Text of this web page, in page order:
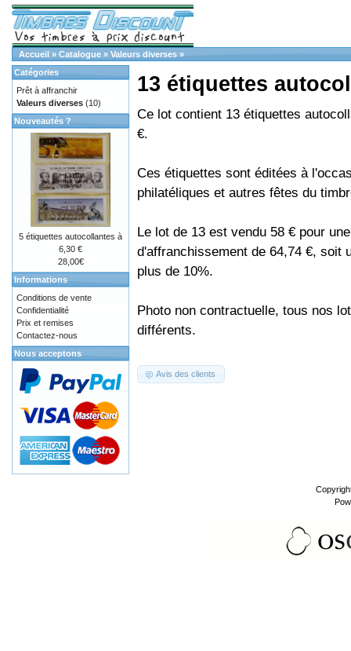
Accueil » Catalogue » Valeurs diverses »
13 étiquettes
Ce lot contient 13 étiquettes
€.
Ces étiquettes sont éditées à
philatéliques et autres fêtes du
Le lot de 13 est vendu 58 € pour
d'affranchissement de 64,74 €, soit
plus de 10%.
Photo non contractuelle, tous nos
différents.
Avis des clients
Catégories
Prêt à affranchir
Valeurs diverses (10)
Nouveautés ?
5 étiquettes autocollantes à
6,30 €
28,00€
Informations
Conditions de vente
Confidentialité
Prix et remises
Contactez-nous
Nous acceptons